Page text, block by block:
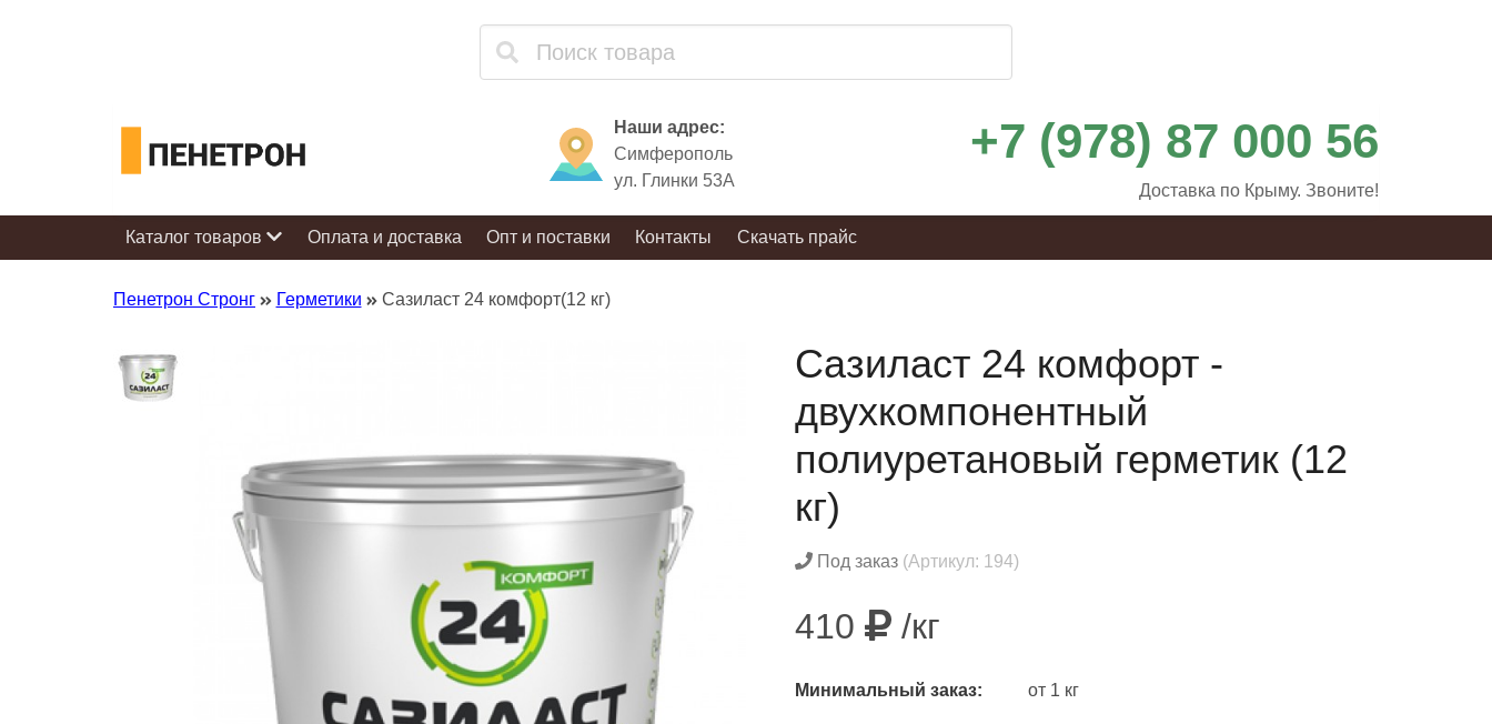
Наши адрес:
Симферополь
ул. Глинки 53А
+7 (978) 87 000 56
Доставка по Крыму. Звоните!
Каталог товаров Оплата и доставка Опт и поставки Контакты Скачать прайс
Пенетрон Стронг Герметики Сазиласт 24 комфорт(12 кг)
Сазиласт 24 комфорт -
двухкомпонентный
полиуретановый герметик (12
кг)
Под заказ (Артикул: 194)
410 /кг
Минимальный заказ: от 1 кг